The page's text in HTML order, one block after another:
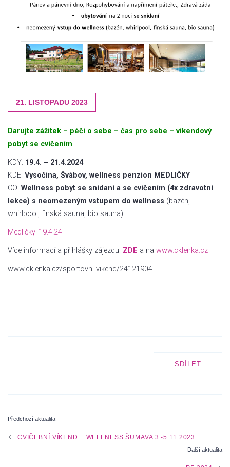
21. LISTOPADU 2023
Darujte zážitek – péči o sebe – čas pro sebe – víkendový
pobyt se cvičením
KDY: 19.4. – 21.4.2024
KDE: Vysočina, Švábov, wellness penzion MEDLIČKY
CO: Wellness pobyt se snídaní a se cvičením (4x zdravotní
lekce) s neomezeným vstupem do wellness (bazén,
whirlpool, finská sauna, bio sauna)
Medličky_19.4.24
Více informací a přihlášky zájezdu: ZDE a na www.cklenka.cz
www.cklenka.cz/sportovni-vikend/24121904
SDÍLET
Předchozí aktualita
CVIČEBNÍ VÍKEND + WELLNESS ŠUMAVA 3.-5.11.2023
Další aktualita